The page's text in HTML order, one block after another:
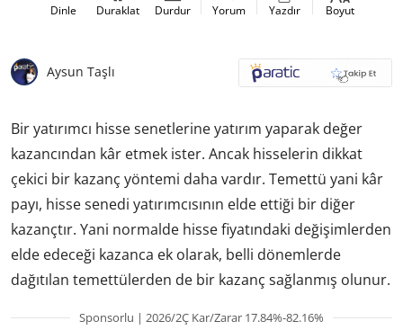
Dinle Duraklat Durdur Yorum Yazdır Boyut
Aysun Taşlı
Bir yatırımcı hisse senetlerine yatırım yaparak değer
kazancından kâr etmek ister. Ancak hisselerin dikkat
çekici bir kazanç yöntemi daha vardır. Temettü yani kâr
payı, hisse senedi yatırımcısının elde ettiği bir diğer
kazançtır. Yani normalde hisse fiyatındaki değişimlerden
elde edeceği kazanca ek olarak, belli dönemlerde
dağıtılan temettülerden de bir kazanç sağlanmış olunur.
Sponsorlu | 2026/2Ç Kar/Zarar 17.84%-82.16%